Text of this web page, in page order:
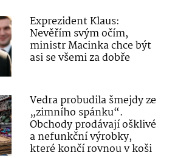
Exprezident Klaus:
Nevěřím svým očím,
ministr Macinka chce být
asi se všemi za dobře
Vedra probudila šmejdy ze
„zimního spánku“.
Obchody prodávají ošklivé
a nefunkční výrobky,
které končí rovnou v koši